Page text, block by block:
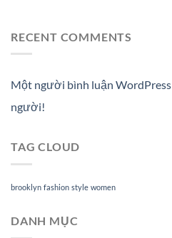
RECENT COMMENTS
Một người bình luận WordPress
người!
TAG CLOUD
brooklyn fashion style women
DANH MỤC